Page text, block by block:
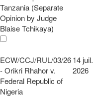
Tanzania (Separate
Opinion by Judge
Blaise Tchikaya)
ECW/CCJ/RUL/03/26
- Orikri Rhahor v.
Federal Republic of
Nigeria
14 juil.
2026